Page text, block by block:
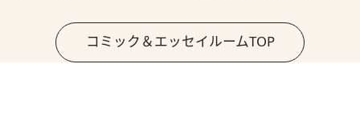
コミック＆エッセイルームTOP